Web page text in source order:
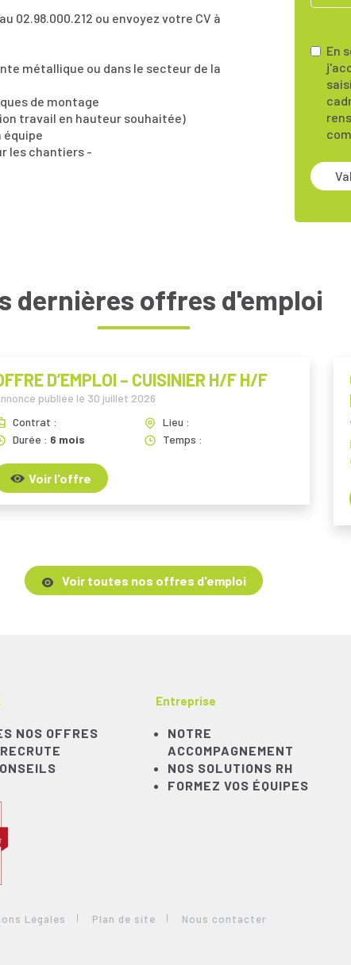
02.98.000.212 ou envoyez votre CV à
métallique ou dans le secteur de la
de montage
travail en hauteur souhaitée)
équipe
les chantiers -
En
dernières offres d'emploi
D’EMPLOI – CUISINIER H/F H/F
publiée le 30 juillet 2026
Contrat :
Lieu :
Durée : 6 mois Temps :
Voir l'offre
Voir toutes nos offres d'emploi
NOS OFFRES
Entreprise
NOTRE
ACCOMPAGNEMENT
NOS SOLUTIONS RH
FORMEZ VOS ÉQUIPES
Légales Plan de site Nous contacter